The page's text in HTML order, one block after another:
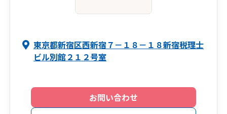
東京都新宿区西新宿７－１８－１８新宿税理士
ビル別館２１２号室
お問い合わせ